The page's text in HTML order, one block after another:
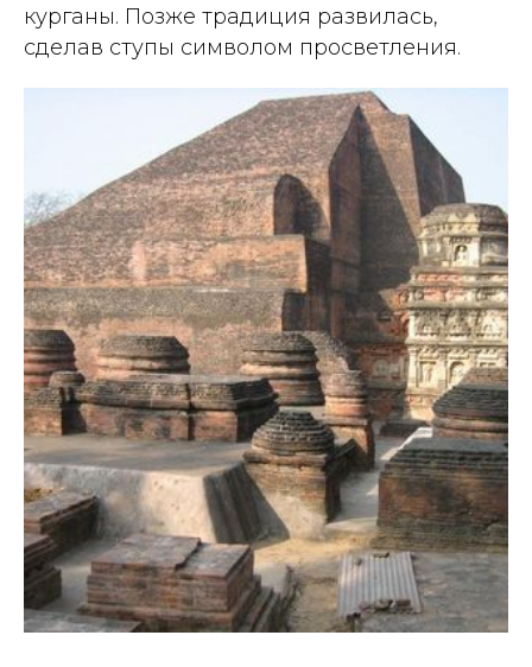
курганы. Позже традиция развилась,
сделав ступы символом просветления.